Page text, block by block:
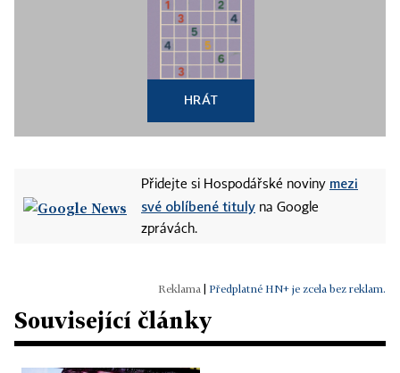
HRÁT
Přidejte si Hospodářské noviny mezi
své oblíbené tituly na Google
zprávách.
Předplatné HN+ je zcela bez reklam.
Související články